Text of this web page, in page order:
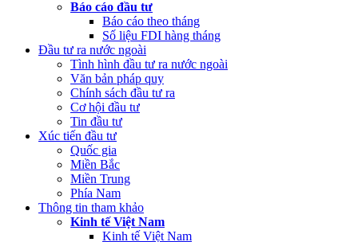
Báo cáo đầu tư
Báo cáo theo tháng
Số liệu FDI hàng tháng
Đầu tư ra nước ngoài
Tình hình đầu tư ra nước ngoài
Văn bản pháp quy
Chính sách đầu tư ra
Cơ hội đầu tư
Tin đầu tư
Xúc tiến đầu tư
Quốc gia
Miền Bắc
Miền Trung
Phía Nam
Thông tin tham khảo
Kinh tế Việt Nam
Kinh tế Việt Nam